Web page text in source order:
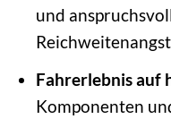
und
Fahrerlebnis auf
Komponenten